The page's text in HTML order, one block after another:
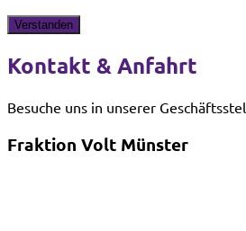
Verstanden
Kontakt & Anfahrt
Besuche uns in unserer
Fraktion Volt Münster